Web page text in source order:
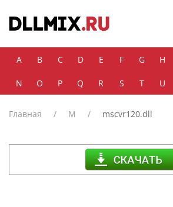
Skip to main content
A B C D E F G H
N O P Q R S T U
Главная M mscvr120.dll